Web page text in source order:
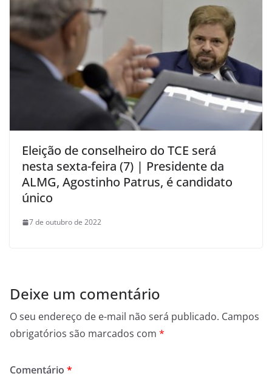
Eleição de conselheiro do TCE será
nesta sexta-feira (7) | Presidente da
ALMG, Agostinho Patrus, é candidato
único
7 de outubro de 2022
Deixe um comentário
O seu endereço de e-mail não será publicado. Campos
obrigatórios são marcados com *
Comentário *